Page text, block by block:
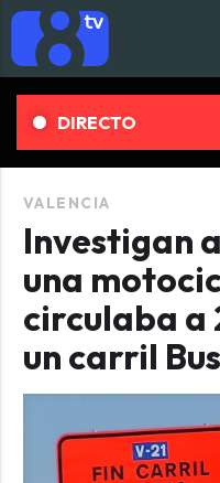
DIRECTO
VALENCIA
Investigan
una
circulaba a
un carril